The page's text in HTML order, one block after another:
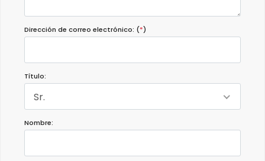
Dirección de correo electrónico: (*)
Título:
Sr.
Nombre: